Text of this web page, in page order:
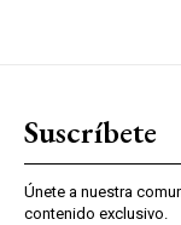
Suscríbete
Únete a nuestra
contenido exclusivo.